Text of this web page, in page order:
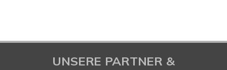
UNSERE PARTNER &